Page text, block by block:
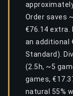
Order saves
€76.14 extra.
an additional
Standard).
(2.5h, ~5
games,
natural 55%